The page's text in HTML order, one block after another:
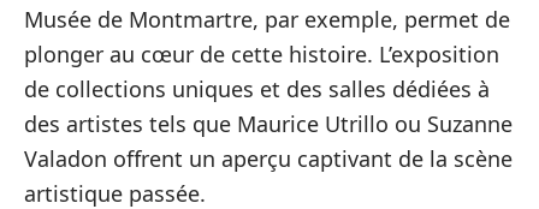
Musée de Montmartre, par exemple, permet de
plonger au cœur de cette histoire. L’exposition
de collections uniques et des salles dédiées à
des artistes tels que Maurice Utrillo ou Suzanne
Valadon offrent un aperçu captivant de la scène
artistique passée.